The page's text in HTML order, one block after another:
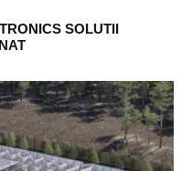
SOLUTII